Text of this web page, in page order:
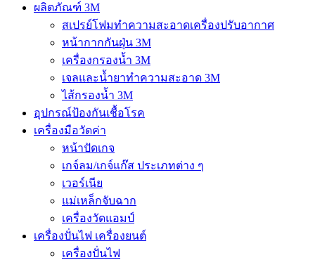
ผลิตภัณฑ์ 3M
สเปรย์โฟมทำความสะอาดเครื่องปรับอากาศ
หน้ากากกันฝุ่น 3M
เครื่องกรองน้ำ 3M
เจลและน้ำยาทำความสะอาด 3M
ไส้กรองน้ำ 3M
อุปกรณ์ป้องกันเชื้อโรค
เครื่องมือวัดค่า
หน้าปัดเกจ
เกจ์ลม/เกจ์แก๊ส ประเภทต่าง ๆ
เวอร์เนีย
แม่เหล็กจับฉาก
เครื่องวัดแอมป์
เครื่องปั่นไฟ เครื่องยนต์
เครื่องปั่นไฟ